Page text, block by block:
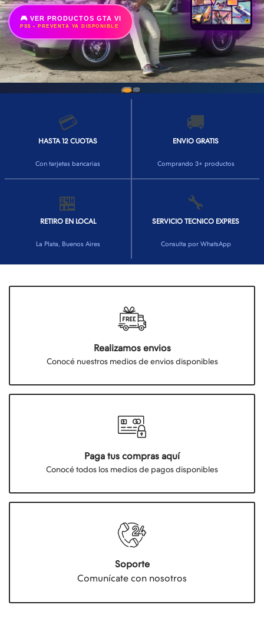
🎮 VER PRODUCTOS GTA VI
PS5 • PREVENTA YA DISPONIBLE
💳
HASTA 12 CUOTAS
Con tarjetas bancarias
🚚
ENVIO GRATIS
Comprando 3+ productos
🏪
RETIRO EN LOCAL
La Plata, Buenos Aires
🔧
SERVICIO TECNICO EXPRES
Consulta por WhatsApp
Realizamos envios
Conocé nuestros medios de envios disponibles
Paga tus compras aquí
Conocé todos los medios de pagos disponibles
Soporte
Comunícate con nosotros